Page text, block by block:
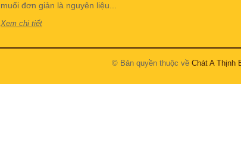
muối đơn giản là nguyên liệu...
Xem chi tiết
© Bản quyền thuộc về Chát A Thịnh